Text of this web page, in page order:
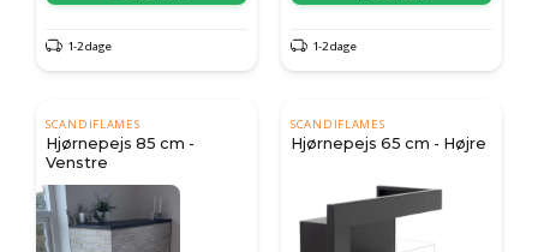
1-2 dage 1-2 dage
SCANDIFLAMES
Hjørnepejs 85 cm -
Venstre
SCANDIFLAMES
Hjørnepejs 65 cm - Højre